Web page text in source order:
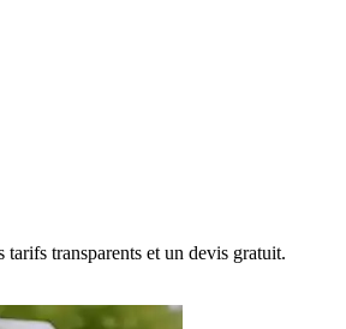
transparents et un devis gratuit.